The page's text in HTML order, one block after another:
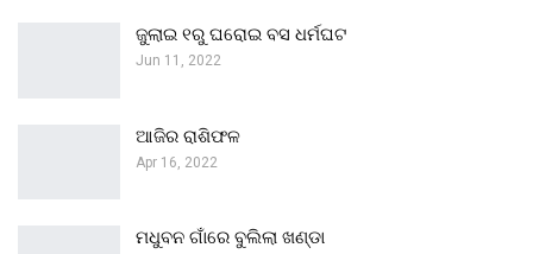
ଜୁଲାଇ ୧ରୁ ଘରୋଇ ବସ ଧର୍ମଘଟ
Jun 11, 2022
ଆଜିର ରାଶିଫଳ
Apr 16, 2022
ମଧୁବନ ଗାଁରେ ବୁଲିଲା ଖଣ୍ଡା